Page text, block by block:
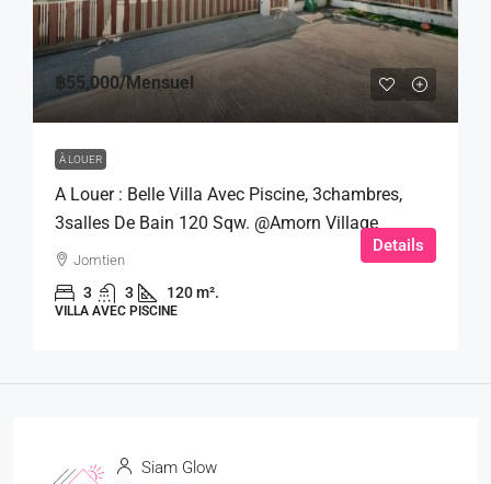
฿55,000/Mensuel
À LOUER
A Louer : Belle Villa Avec Piscine, 3chambres,
3salles De Bain 120 Sqw. @Amorn Village
Jomtien
3 3 120 m².
VILLA AVEC PISCINE
Details
Siam Glow